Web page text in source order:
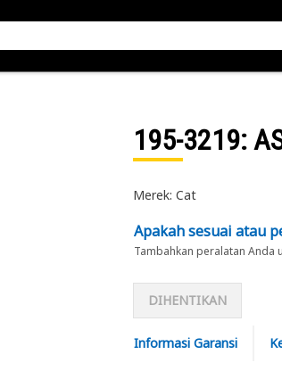
195-3219:
Merek: Cat
Apakah sesuai atau
Tambahkan peralatan Anda
DIHENTIKAN
Informasi Garansi